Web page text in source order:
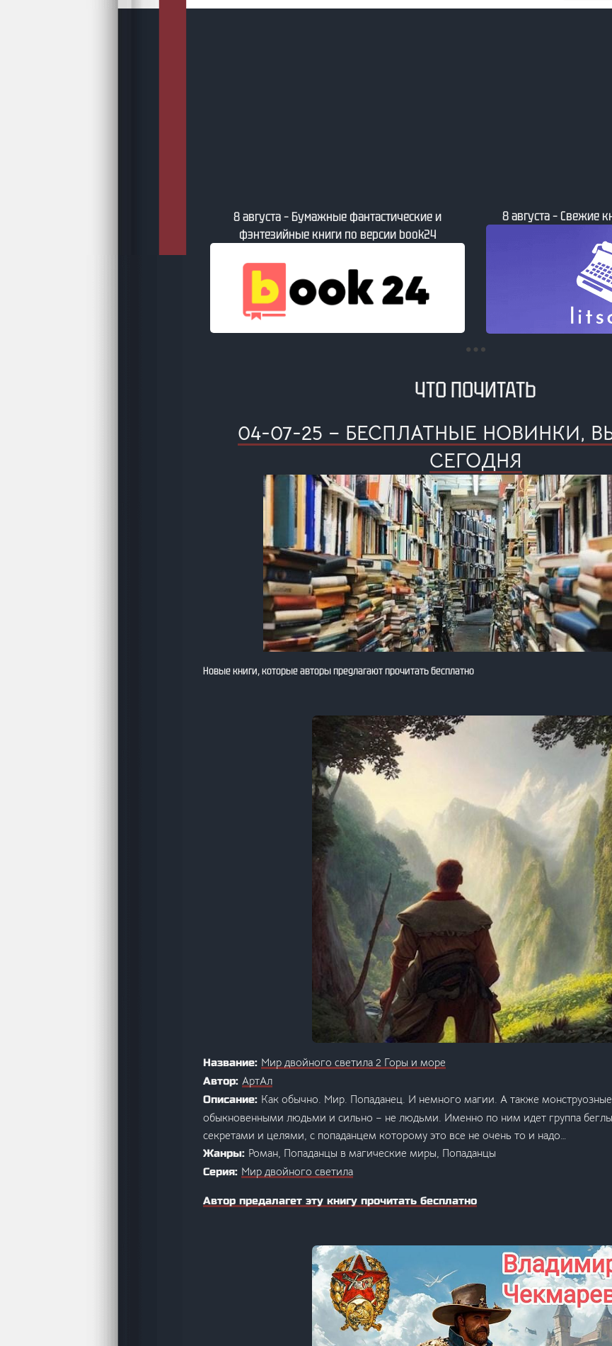
8 августа – Свежие книги от сайта Литсовет
8 августа –
ЧТО ПОЧИТАТЬ
04-07-25 – БЕСПЛАТНЫЕ НОВИНКИ,
СЕГОДНЯ
Новые книги, которые авторы предлагают прочитать бесплатно
Название: Мир двойного светила 2 Горы и море
Автор: АртАл
Описание: Как обычно. Мир. Попаданец. И немного магии. А также монструозные
обыкновенными людьми и сильно – не людьми. Именно по ним идет группа
секретами и целями, с попаданцем которому это все не очень то и надо…
Жанры: Роман, Попаданцы в магические миры, Попаданцы
Серия: Мир двойного светила
Автор предалагет эту книгу прочитать бесплатно